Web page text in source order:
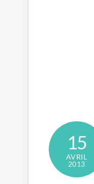
15
AVRIL
2013